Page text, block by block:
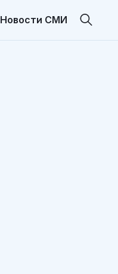
Новости СМИ